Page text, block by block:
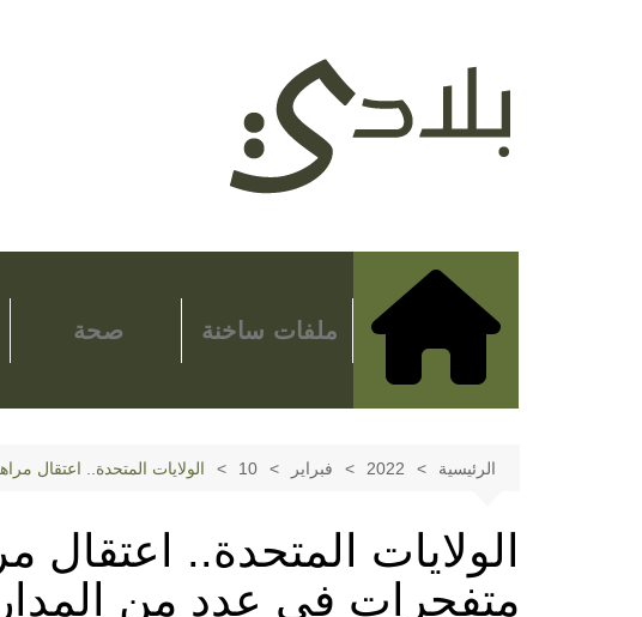
ملفات ساخنة صحة
الرئيسية 2022 فبراير 10 الولايات المتحدة.. اعتقال
الولايات المتحدة.. اعتقال
متفجرات في عدد من